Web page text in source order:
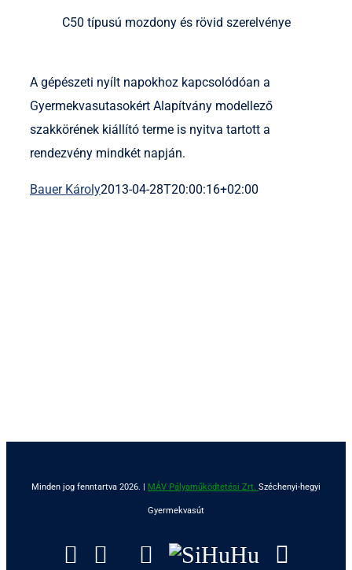
C50 típusú mozdony és rövid szerelvénye
A gépészeti nyílt napokhoz kapcsolódóan a
Gyermekvasutasokért Alapítvány modellező
szakkörének kiállító terme is nyitva tartott a
rendezvény mindkét napján.
Bauer Károly2013-04-28T20:00:16+02:00
Minden jog fenntartva 2026. | MÁV Pályaműködtetési Zrt. Széchenyi-hegyi
Gyermekvasút
Facebook
Instagram
Tripadvisor
YouTube
SiHuHu